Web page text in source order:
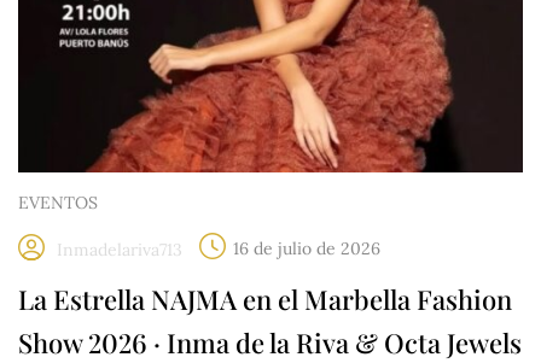
EVENTOS
Inmadelariva713 16 de julio de 2026
La Estrella NAJMA en el Marbella Fashion
Show 2026 · Inma de la Riva & Octa Jewels